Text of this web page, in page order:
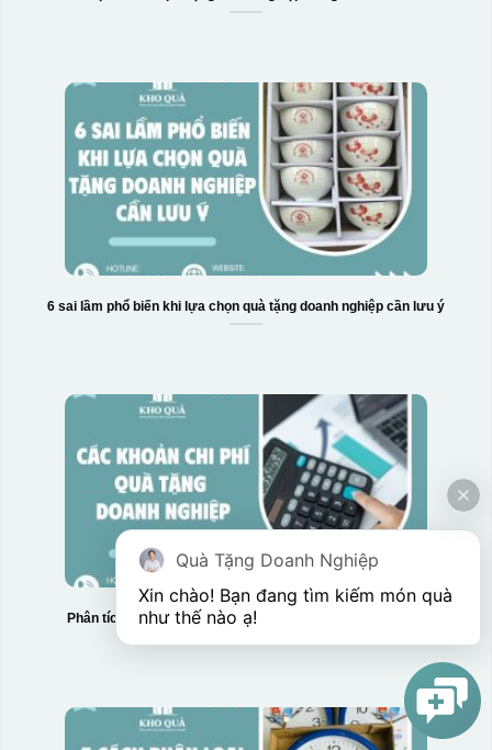
Hộp xi bình hoa
6 sai lầm phổ biến khi lựa chọn quà tặng doanh nghiệp cần lưu ý
Phân tích chi tiết các khoản chi phí quà tặng doanh nghiệp
Quà Tặng Doanh Nghiệp
Xin chào! Bạn đang tìm kiếm món quà
như thế nào ạ!